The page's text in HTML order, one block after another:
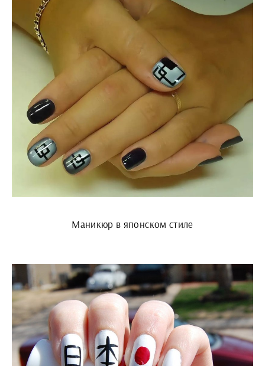
Маникюр в японском стиле